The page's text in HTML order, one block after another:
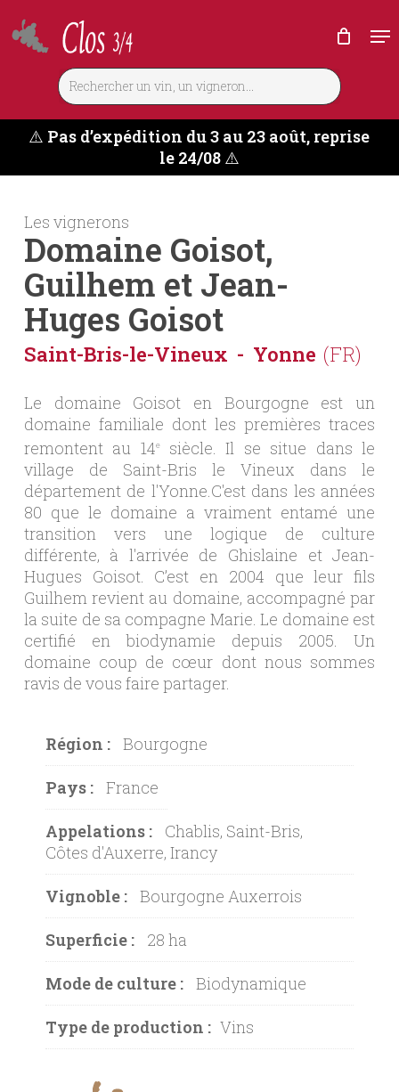
to
main
⚠️ Pas d’expédition du 3 au 23 août, reprise
le 24/08⚠️
Les vignerons
Domaine Goisot,
Guilhem et Jean-
Huges Goisot
Saint-Bris-le-Vineux Yonne (FR)
Le domaine Goisot en Bourgogne est un
domaine familiale dont les premières traces
remontent au 14esiècle. Il se situe dans le
village de Saint-Bris le Vineux dans le
département de l'Yonne.C'est dans les années
80 que le domaine a vraiment entamé une
transition vers une logique de culture
différente, à l'arrivée de Ghislaine et Jean-
Hugues Goisot. C’est en 2004 que leur fils
Guilhem revient au domaine, accompagné par
la suite de sa compagne Marie. Le domaine est
certifié en biodynamie depuis 2005. Un
domaine coup de cœur dont nous sommes
ravis de vous faire partager.
Région : Bourgogne
Pays : France
Appelations :
Chablis, Saint-Bris,
Côtes d'Auxerre, Irancy
Vignoble : Bourgogne Auxerrois
Superficie : 28 ha
Mode de culture : Biodynamique
Type de production : Vins